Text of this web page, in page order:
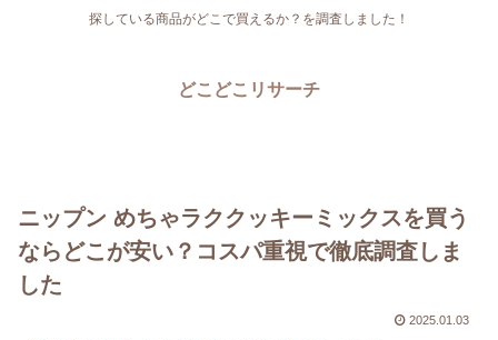
探している商品がどこで買えるか？を調査しました！
どこどこリサーチ
ニップン めちゃラククッキーミックスを買う
ならどこが安い？コスパ重視で徹底調査しま
した
2025.01.03